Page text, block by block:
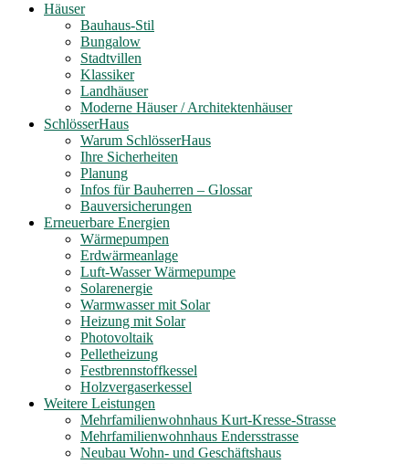
Häuser
Bauhaus-Stil
Bungalow
Stadtvillen
Klassiker
Landhäuser
Moderne Häuser / Architektenhäuser
SchlösserHaus
Warum SchlösserHaus
Ihre Sicherheiten
Planung
Infos für Bauherren – Glossar
Bauversicherungen
Erneuerbare Energien
Wärmepumpen
Erdwärmeanlage
Luft-Wasser Wärmepumpe
Solarenergie
Warmwasser mit Solar
Heizung mit Solar
Photovoltaik
Pelletheizung
Festbrennstoffkessel
Holzvergaserkessel
Weitere Leistungen
Mehrfamilienwohnhaus Kurt-Kresse-Strasse
Mehrfamilienwohnhaus Endersstrasse
Neubau Wohn- und Geschäftshaus